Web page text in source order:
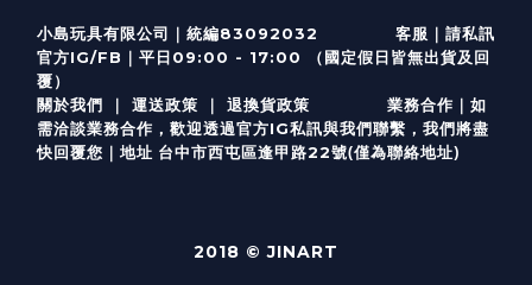
小島玩具有限公司｜統編83092032 客服 ｜ 請私訊
官方IG/FB ｜ 平日09:00 - 17:00 （國定假日皆無出貨及回
覆）
關於我們 ｜ 運送政策 ｜ 退換貨政策 業務合作｜如
需洽談業務合作，歡迎透過官方IG私訊與我們聯繫，我們將盡
快回覆您｜ 地址 台中市西屯區逢甲路22號(僅為聯絡地址)
2018 © JINART